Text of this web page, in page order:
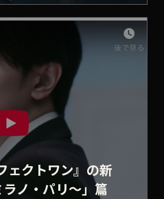
ェクトワン』の新
ノ・パリ～」篇